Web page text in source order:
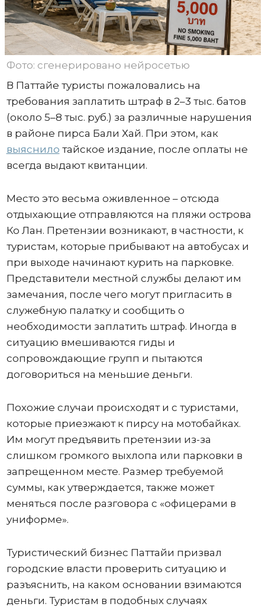
Фото: сгенерировано нейросетью
В Паттайе туристы пожаловались на
требования заплатить штраф в 2–3 тыс. батов
(около 5–8 тыс. руб.) за различные нарушения
в районе пирса Бали Хай. При этом, как
выяснило тайское издание, после оплаты не
всегда выдают квитанции.
Место это весьма оживленное – отсюда
отдыхающие отправляются на пляжи острова
Ко Лан. Претензии возникают, в частности, к
туристам, которые прибывают на автобусах и
при выходе начинают курить на парковке.
Представители местной службы делают им
замечания, после чего могут пригласить в
служебную палатку и сообщить о
необходимости заплатить штраф. Иногда в
ситуацию вмешиваются гиды и
сопровождающие групп и пытаются
договориться на меньшие деньги.
Похожие случаи происходят и с туристами,
которые приезжают к пирсу на мотобайках.
Им могут предъявить претензии из-за
слишком громкого выхлопа или парковки в
запрещенном месте. Размер требуемой
суммы, как утверждается, также может
меняться после разговора с «офицерами в
униформе».
Туристический бизнес Паттайи призвал
городские власти проверить ситуацию и
разъяснить, на каком основании взимаются
деньги. Туристам в подобных случаях